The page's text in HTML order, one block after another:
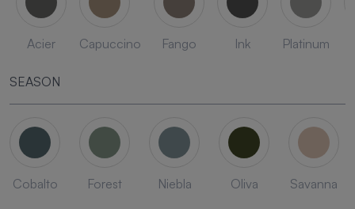
Acier Capuccino Fango Ink Platinum
SEASON
Cobalto Forest Niebla Oliva Savanna